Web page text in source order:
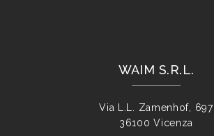
WAIM S.R.L.
Via L.L. Zamenhof, 697
36100 Vicenza